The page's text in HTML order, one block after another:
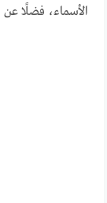
الأسماء، فضلًا عن